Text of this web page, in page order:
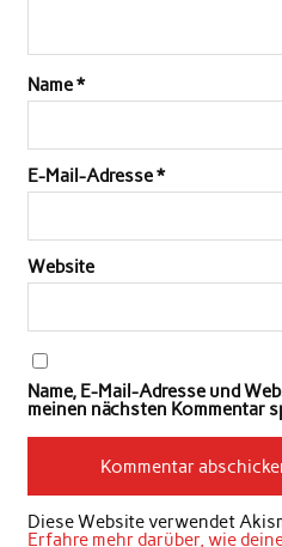
Name*
E-Mail-Adresse*
Website
Name, E-Mail-Adresse und
meinen nächsten Kommentar
Diese Website verwendet
Erfahre mehr darüber, wie